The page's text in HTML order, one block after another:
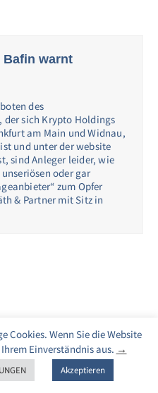
warnt
des
sich Krypto Holdings
am Main und Widnau,
und unter der website
sind Anleger leider, wie
oder gar
zum Opfer
& Partner mit Sitz in
Cookies. Wenn Sie die Website
Einverständnis aus. →
Akzeptieren